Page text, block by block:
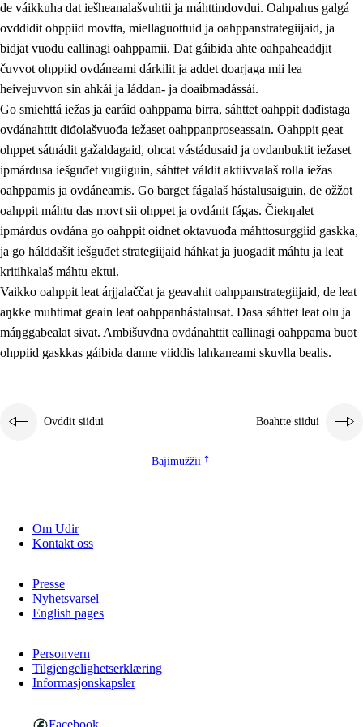
Oahppama prinsihpat, ovdáneapmi ja oahppahábmen
2.1 Sosiála oahppan ja ovdáneapmi
Gealbu fágain
2.3 Vuođđogálggat
Oahppat oahppat
Fágaidrasttideaddji fáttát
de váikkuha dat iešheanalašvuhtii ja máhttindovdui. Oahpahus galgá
ovddidit ohppiid movtta, miellaguottuid ja oahppanstrategiijaid, ja
bidjat vuođu eallinagi oahppamii. Dat gáibida ahte oahpaheaddjit
čuvvot ohppiid ovdáneami dárkilit ja addet doarjaga mii lea
heivejuvvon sin ahkái ja láddan- ja doaibmadássái.
Go smiehttá iežas ja earáid oahppama birra, sáhttet oahppit dađistaga
ovdánahttit diđolašvuođa iežaset oahppanproseassain. Oahppit geat
ohppet sátnádit gažaldagaid, ohcat vástádusaid ja ovdanbuktit iežaset
ipmárdusa iešguđet vugiiguin, sáhttet váldit aktiivvalaš rolla iežas
oahppamis ja ovdáneamis. Go barget fágalaš hástalusaiguin, de ožžot
oahppit máhtu das movt sii ohppet ja ovdánit fágas. Čiekŋalet
ipmárdus ovdána go oahppit oidnet oktavuođa máhttosurggiid gaskka,
ja go hálddašit iešguđet strategiijaid háhkat ja juogadit máhtu ja leat
kritihkalaš máhtu ektui.
Vaikko oahppit leat árjjalaččat ja geavahit oahppanstrategiijaid, de leat
aŋkke muhtimat geain leat oahppanhástalusat. Dasa sáhttet leat olu ja
máŋggabealat sivat. Ambišuvdna ovdánahttit eallinagi oahppama buot
ohppiid gaskkas gáibida danne viiddis lahkaneami skuvlla bealis.
Ovddit siidui Boahtte siidui
Bajimužžii
Om Udir
Kontakt oss
Presse
Nyhetsvarsel
English pages
Personvern
Tilgjengelighetserklæring
Informasjonskapsler